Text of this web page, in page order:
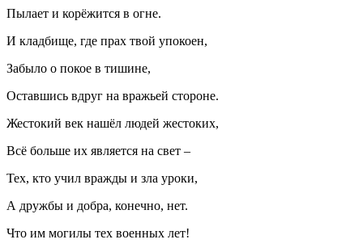
Пылает и корёжится в огне.
И кладбище, где прах твой упокоен,
Забыло о покое в тишине,
Оставшись вдруг на вражьей стороне.
Жестокий век нашёл людей жестоких,
Всё больше их является на свет –
Тех, кто учил вражды и зла уроки,
А дружбы и добра, конечно, нет.
Что им могилы тех военных лет!